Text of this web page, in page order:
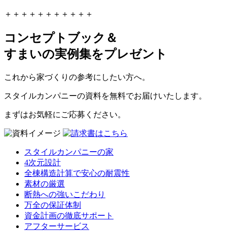
＋＋＋＋＋＋＋＋＋＋＋
コンセプトブック＆
すまいの実例集をプレゼント
これから家づくりの参考にしたい方へ。
スタイルカンパニーの資料を無料でお届けいたします。
まずはお気軽にご応募ください。
スタイルカンパニーの家
4次元設計
全棟構造計算で安心の耐震性
素材の厳選
断熱への強いこだわり
万全の保証体制
資金計画の徹底サポート
アフターサービス